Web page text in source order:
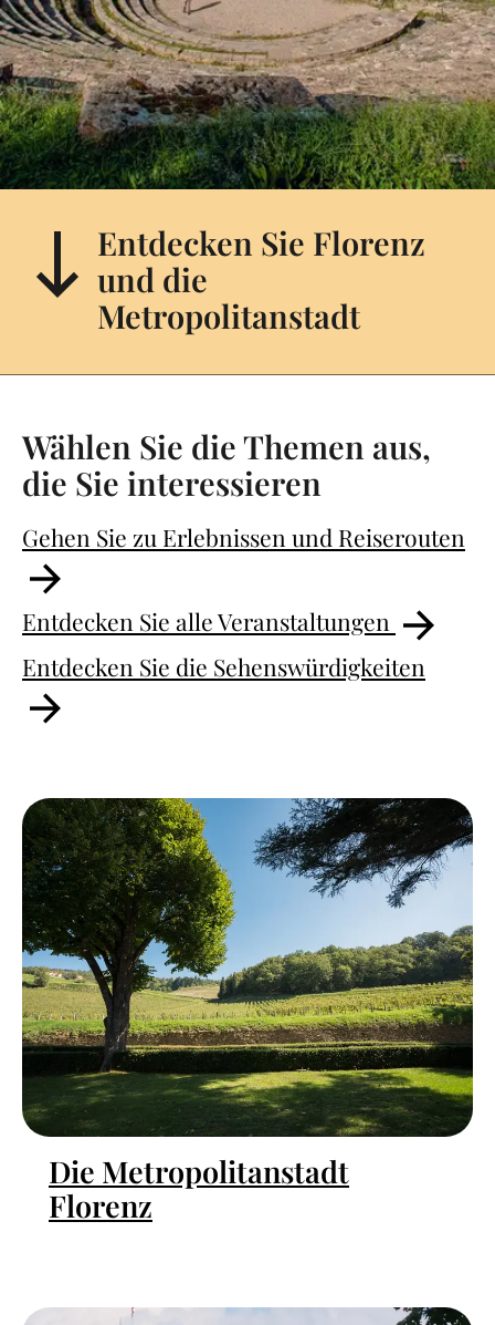
Entdecken Sie Florenz
und die
Metropolitanstadt
Wählen Sie die Themen aus,
die Sie interessieren
Gehen Sie zu Erlebnissen und Reiserouten
Entdecken Sie alle Veranstaltungen
Entdecken Sie die Sehenswürdigkeiten
Die Metropolitanstadt
Florenz